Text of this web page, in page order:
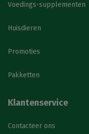
Voedings-supplementen
Huisdieren
Promoties
Pakketten
Klantenservice
Contacteer ons